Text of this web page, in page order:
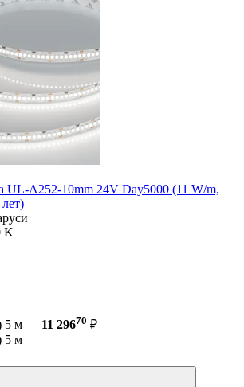
UL-A252-10mm 24V Day5000 (11 W/m,
K
5 м — 11 29670 ₽
5 м